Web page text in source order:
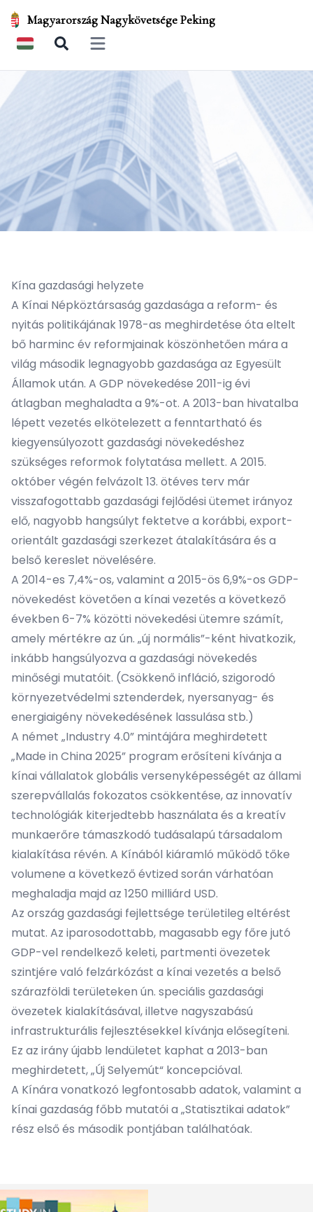
Magyarország Nagykövetsége Peking
Open main menu
Kína gazdasági helyzete
A Kínai Népköztársaság gazdasága a reform- és
nyitás politikájának 1978-as meghirdetése óta eltelt
bő harminc év reformjainak köszönhetően mára a
világ második legnagyobb gazdasága az Egyesült
Államok után. A GDP növekedése 2011-ig évi
átlagban meghaladta a 9%-ot. A 2013-ban hivatalba
lépett vezetés elkötelezett a fenntartható és
kiegyensúlyozott gazdasági növekedéshez
szükséges reformok folytatása mellett. A 2015.
október végén felvázolt 13. ötéves terv már
visszafogottabb gazdasági fejlődési ütemet irányoz
elő, nagyobb hangsúlyt fektetve a korábbi, export-
orientált gazdasági szerkezet átalakítására és a
belső kereslet növelésére.
A 2014-es 7,4%-os, valamint a 2015-ös 6,9%-os GDP-
növekedést követően a kínai vezetés a következő
években 6-7% közötti növekedési ütemre számít,
amely mértékre az ún. „új normális”-ként hivatkozik,
inkább hangsúlyozva a gazdasági növekedés
minőségi mutatóit. (Csökkenő infláció, szigorodó
környezetvédelmi sztenderdek, nyersanyag- és
energiaigény növekedésének lassulása stb.)
A német „Industry 4.0” mintájára meghirdetett
„Made in China 2025” program erősíteni kívánja a
kínai vállalatok globális versenyképességét az állami
szerepvállalás fokozatos csökkentése, az innovatív
technológiák kiterjedtebb használata és a kreatív
munkaerőre támaszkodó tudásalapú társadalom
kialakítása révén. A Kínából kiáramló működő tőke
volumene a következő évtized során várhatóan
meghaladja majd az 1250 milliárd USD.
Az ország gazdasági fejlettsége területileg eltérést
mutat. Az iparosodottabb, magasabb egy főre jutó
GDP-vel rendelkező keleti, partmenti övezetek
szintjére való felzárkózást a kínai vezetés a belső
szárazföldi területeken ún. speciális gazdasági
övezetek kialakításával, illetve nagyszabású
infrastrukturális fejlesztésekkel kívánja elősegíteni.
Ez az irány újabb lendületet kaphat a 2013-ban
meghirdetett, „Új Selyemút“ koncepcióval.
A Kínára vonatkozó legfontosabb adatok, valamint a
kínai gazdaság főbb mutatói a „Statisztikai adatok”
rész első és második pontjában találhatóak.